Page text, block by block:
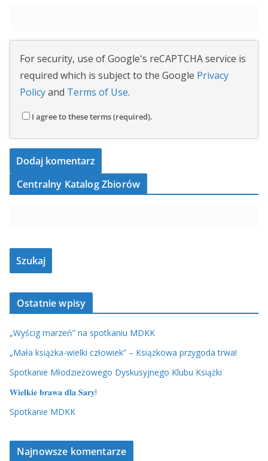
For security, use of Google's reCAPTCHA service is
required which is subject to the Google Privacy
Policyand Terms of Use.
I agree to these terms (required).
Centralny Katalog Zbiorów
Ostatnie wpisy
„Wyścig marzeń” na spotkaniu MDKK
„Mała książka-wielki człowiek” – Książkowa przygoda trwa!
Spotkanie Młodzieżowego Dyskusyjnego Klubu Książki
𝐖𝐢𝐞𝐥𝐤𝐢𝐞 𝐛𝐫𝐚𝐰𝐚 𝐝𝐥𝐚 𝐒𝐚𝐫𝐲!
Spotkanie MDKK
Najnowsze komentarze